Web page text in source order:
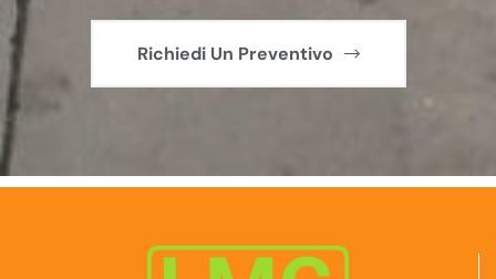
Richiedi Un Preventivo